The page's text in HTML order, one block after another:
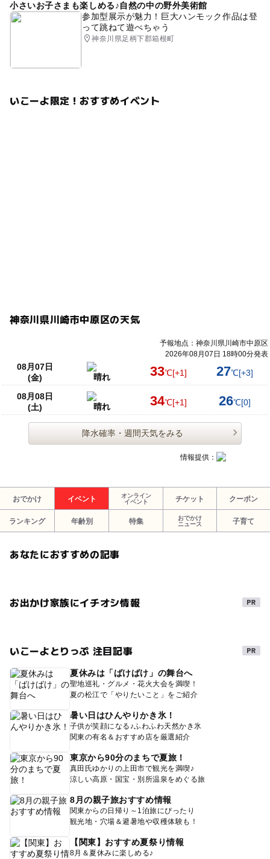
小さいお子さまも楽しめる♪自然の中の野外美術館
参加型展示が魅力！巨大ハンモック作品は登
って跳ねて遊べちゃう
神奈川県足柄下郡箱根町
いこーよ限定！おすすめイベント
神奈川県川崎市中原区の天気
予報地点：神奈川県川崎市中原区
2026年08月07日 18時00分発表
08月07日
(金)
晴れ 33℃[+1] 27℃[+3]
08月08日
(土)
晴れ 34℃[+1] 26℃[0]
降水確率・週間天気をみる
情報提供：
おでかけ イベント
オンライン
イベント
チケット クーポン
ランキング 年齢別 特集
おでかけ
ニュース
子育て
あなたにおすすめの記事
お出かけ家族にイチオシ情報
いこーよとりっぷ 注目記事
夏休みは「ばけばけ」の舞台へ
聖地巡礼・グルメ・花火大会を満喫！
夏の松江で「やりたいこと」をご紹介
暑い日はひんやりかき氷！
子供が笑顔になる♪ふわふわ天然かき氷
関東の有名＆おすすめ店を厳選紹介
東京から90分のまちで夏旅！
真田氏ゆかりの上田市で観光を満喫♪
涼しい高原・国宝・別所温泉をめぐる旅
8月の親子旅おすすめ情報
関東からの日帰り～1泊旅にぴったり
観光地・穴場＆避暑地や収穫体験も！
【関東】おすすめ夏祭り情報
8月＆夏休みに楽しめる♪